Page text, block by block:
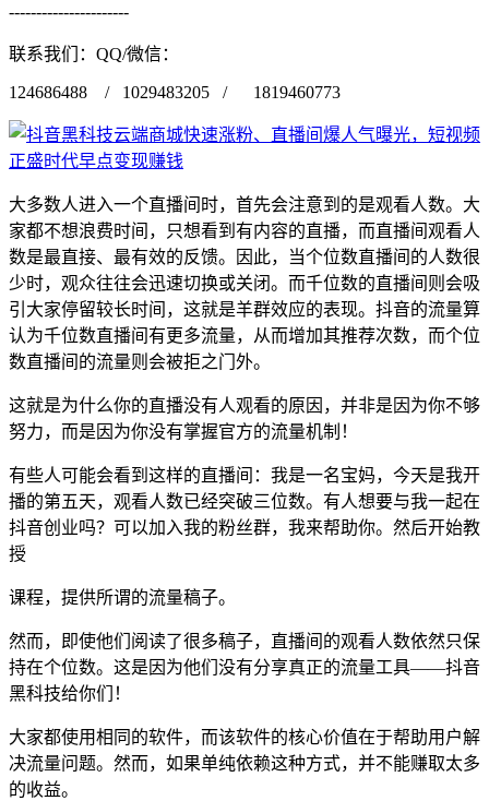
----------------------
联系我们：QQ/微信：
124686488 / 1029483205 / 1819460773
大多数人进入一个直播间时，首先会注意到的是观看人数。大
家都不想浪费时间，只想看到有内容的直播，而直播间观看人
数是最直接、最有效的反馈。因此，当个位数直播间的人数很
少时，观众往往会迅速切换或关闭。而千位数的直播间则会吸
引大家停留较长时间，这就是羊群效应的表现。抖音的流量算
认为千位数直播间有更多流量，从而增加其推荐次数，而个位
数直播间的流量则会被拒之门外。
这就是为什么你的直播没有人观看的原因，并非是因为你不够
努力，而是因为你没有掌握官方的流量机制！
有些人可能会看到这样的直播间：我是一名宝妈，今天是我开
播的第五天，观看人数已经突破三位数。有人想要与我一起在
抖音创业吗？可以加入我的粉丝群，我来帮助你。然后开始教
授
课程，提供所谓的流量稿子。
然而，即使他们阅读了很多稿子，直播间的观看人数依然只保
持在个位数。这是因为他们没有分享真正的流量工具——抖音
黑科技给你们！
大家都使用相同的软件，而该软件的核心价值在于帮助用户解
决流量问题。然而，如果单纯依赖这种方式，并不能赚取太多
的收益。